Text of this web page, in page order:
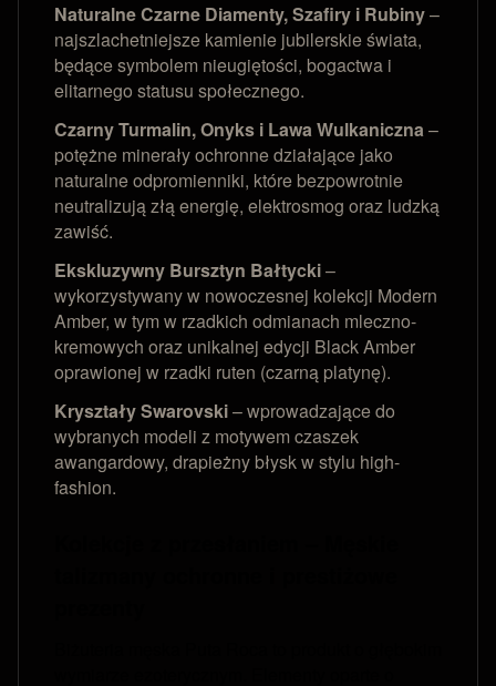
Naturalne Czarne Diamenty, Szafiry i Rubiny–
najszlachetniejsze kamienie jubilerskie świata,
będące symbolem nieugiętości, bogactwa i
elitarnego statusu społecznego.
Czarny Turmalin, Onyks i Lawa Wulkaniczna–
potężne minerały ochronne działające jako
naturalne odpromienniki, które bezpowrotnie
neutralizują złą energię, elektrosmog oraz ludzką
zawiść.
Ekskluzywny Bursztyn Bałtycki–
wykorzystywany w nowoczesnej kolekcji Modern
Amber, w tym w rzadkich odmianach mleczno-
kremowych oraz unikalnej edycji Black Amber
oprawionej w rzadki ruten (czarną platynę).
Kryształy Swarovski– wprowadzające do
wybranych modeli z motywem czaszek
awangardowy, drapieżny błysk w stylu high-
fashion.